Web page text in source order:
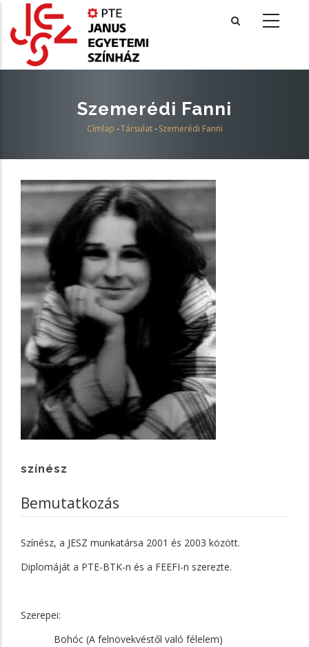
tartalomra
Szemerédi Fanni
Címlap -Társulat - Szemerédi Fanni
színész
Bemutatkozás
Színész, a JESZ munkatársa 2001 és 2003 között.
Diplomáját a PTE-BTK-n és a FEEFI-n szerezte.
Szerepei:
Bohóc (A felnövekvéstől való félelem)